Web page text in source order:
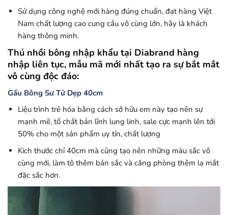
Sử dụng công nghệ mới hàng đúng chuẩn, đạt hàng Việt
Nam chất lượng cao cung cầu vô cùng lớn, hãy là khách
hàng thông minh.
Thú nhồi bông nhập khẩu tại Diabrand hàng
nhập liên tục, mẫu mã mới nhất tạo ra sự bắt mắt
vô cùng độc đáo:
Gấu Bông Sư Tử Dẹp 40cm
Liệu trình trẻ hóa bằng cách sở hữu em này tạo nên sự
mạnh mẽ, tố chất bản lĩnh lung linh, sale cực mạnh lên tới
50% cho một sản phẩm uy tín, chất lượng
Kích thước chỉ 40cm mà cũng tạo nên những màu sắc vô
cùng mới, làm tô thêm bản sắc và căng phòng thêm lạ mắt
đặc sắc hơn.